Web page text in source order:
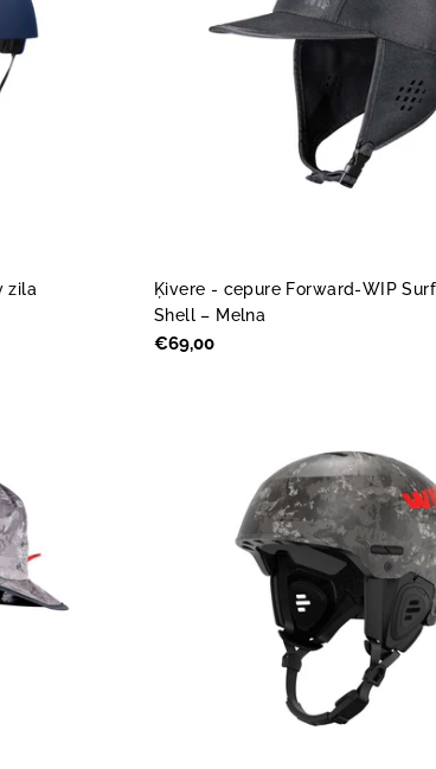
zila
Ķivere - cepure Forward-WIP
Shell – Melna
Parastā
€69,00